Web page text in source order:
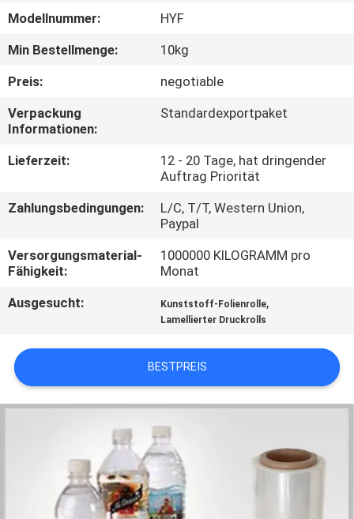
FABRIK-
AUSFLUG
QUALITÄTSKONTROLLE
TRETEN
MIT
IN
VERBINDUNG
FORDERN
SIE EIN
SITEMAP
Modellnummer:
HYF
Min Bestellmenge:
10kg
Preis:
negotiable
Verpackung
Informationen:
Standardexportpaket
Lieferzeit:
12 - 20 Tage, hat dringender
Auftrag Priorität
Zahlungsbedingungen:
L/C, T/T, Western Union,
Paypal
Versorgungsmaterial-
Fähigkeit:
1000000 KILOGRAMM pro
Monat
Ausgesucht:
Kunststoff-Folienrolle,
Lamellierter Druckrolls
BESTPREIS